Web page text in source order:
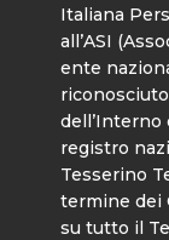
Italiana
all’ASI
ente
dell’Interno
registro
Tesserino
termine dei
su tutto il